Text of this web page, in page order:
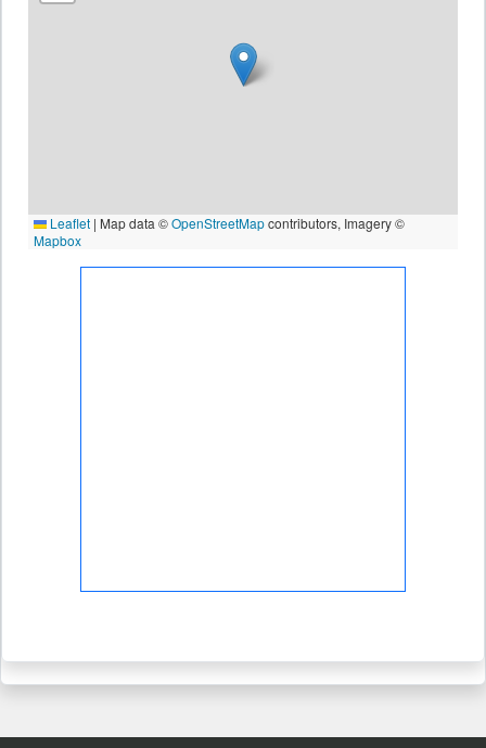
Leaflet | Map data ©OpenStreetMapcontributors, Imagery ©
Mapbox